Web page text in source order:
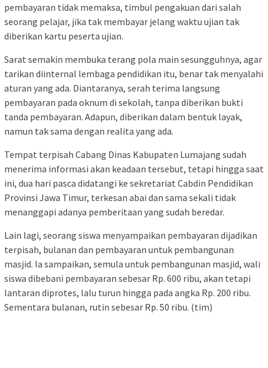
pembayaran tidak memaksa, timbul pengakuan dari salah
seorang pelajar, jika tak membayar jelang waktu ujian tak
diberikan kartu peserta ujian.
Sarat semakin membuka terang pola main sesungguhnya, agar
tarikan diinternal lembaga pendidikan itu, benar tak menyalahi
aturan yang ada. Diantaranya, serah terima langsung
pembayaran pada oknum di sekolah, tanpa diberikan bukti
tanda pembayaran. Adapun, diberikan dalam bentuk layak,
namun tak sama dengan realita yang ada.
Tempat terpisah Cabang Dinas Kabupaten Lumajang sudah
menerima informasi akan keadaan tersebut, tetapi hingga saat
ini, dua hari pasca didatangi ke sekretariat Cabdin Pendidikan
Provinsi Jawa Timur, terkesan abai dan sama sekali tidak
menanggapi adanya pemberitaan yang sudah beredar.
Lain lagi, seorang siswa menyampaikan pembayaran dijadikan
terpisah, bulanan dan pembayaran untuk pembangunan
masjid. Ia sampaikan, semula untuk pembangunan masjid, wali
siswa dibebani pembayaran sebesar Rp. 600 ribu, akan tetapi
lantaran diprotes, lalu turun hingga pada angka Rp. 200 ribu.
Sementara bulanan, rutin sebesar Rp. 50 ribu. (tim)